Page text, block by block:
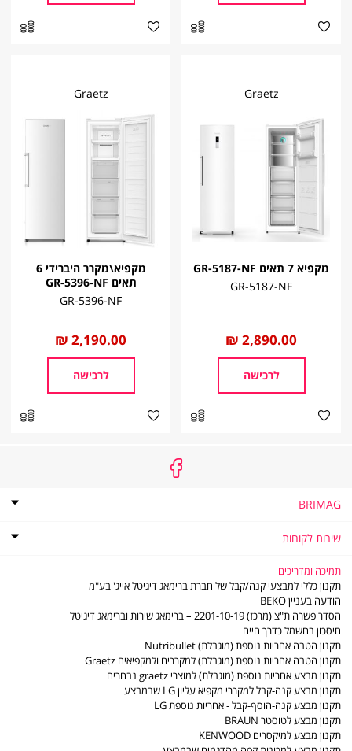
Graetz
מקפיא 7 תאים GR-5187-NF
GR-5187-NF
החל
מ
2,890.00 ₪
לרכישה
Graetz
מקפיא\מקרר היברידי 6
תאים GR-5396-NF
GR-5396-NF
החל
מ
2,190.00 ₪
לרכישה
BRIMAG
תקנון מועדון הלקוחות של ברימאג
דוח פומבי לשנת 2021 לפי חוק שכר שווה לעובדת ולעובד
דוח פומבי לשנת 2022 לפי חוק שכר שווה לעובדת ולעובד
תו אמון הציבור
דוח פומבי לשנת 2023 לפי חוק שכר שווה לעובדת ולעובד
דוח פומבי לשנת 2024 לפי חוק שכר שווה לעובדת ולעובד
דוח פומבי לשנת 2025 לפי חוק שכר שווה לעובדת ולעובד
הסדר פשרה ב- ת"צ (מרכז) 2201-10-19
מדיניות פינוי פסולת ציוד חשמלי ואלקטרוני
שירות לקוחות
שירות לקוחות
מדיניות החזרות והחלפות
משלוחים
סניפים - נקודות שירות
LG משווקים מורשים
משווקים מורשים - מוצרים קטנים
תעודות אחריות
חוברות הפעלה
ביטול עסקה
צור קשר
תמיכה ומדריכים
תקנון כללי למבצעי קנה/קבל של חברת ברימאג דיגיטל אייג' בע"מ
הודעה בעניין BEKO
הסדר פשרה ת"צ (מרכז) 2201-10-19 – ברימאג שירות וברימאג דיגיטל
חיסכון בחשמל כדרך חיים
תקנון הטבה אחריות נוספת (מוגבלת) Nutribullet
תקנון הטבה אחריות נוספת (מוגבלת) למקררים ולמקפיאים Graetz
תקנון מבצע אחריות נוספת (מוגבלת) למוצרי graetz נבחרים
תקנון מבצע קנה-קבל למקררי מקפיא עליון LG שבמבצע
תקנון מבצע קנה-הוסף-קבל - אחריות נוספת LG
תקנון מבצע לטוסטר BRAUN
תקנון מבצע למיקסרים KENWOOD